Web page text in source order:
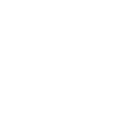
tief-breit-strahlender
CRI > 80
(ta): -20 °C - +25 °C
Phasenabschnitt dimmbar